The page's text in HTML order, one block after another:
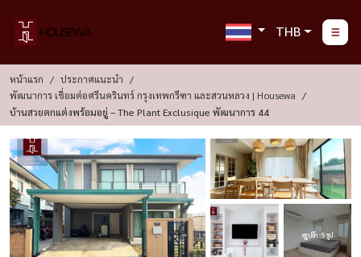
THB
หน้าแรก
ประกาศแนะนำ
พัฒนาการ เชื่อมต่อศรีนครินทร์ กรุงเทพกรีฑา และสวนหลวง | Housewa
บ้านสวยตกแต่งพร้อมอยู่ – The Plant Exclusique พัฒนาการ 44
ดูรูปอีก : 5 รูป